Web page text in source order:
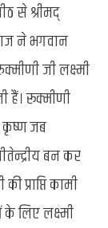
से श्रीमद्
ने भगवान
जी लक्ष्मी
हैं। रूक्मीणी
कृष्ण जब
बन कर
प्राप्ति कामी
के लिए लक्ष्मी